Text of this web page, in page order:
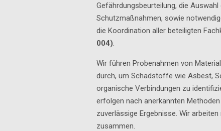
Gefährdungsbeurteilung, die Auswahl
Schutzmaßnahmen, sowie
die Koordination aller beteiligten
004).
Wir führen Probenahmen von
durch, um Schadstoffe wie Asbest,
organische Verbindungen zu
erfolgen nach anerkannten
zuverlässige Ergebnisse. Wir
zusammen.